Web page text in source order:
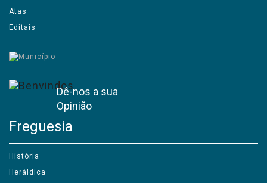
Atas
Editais
Dê-nos a sua
Opinião
Freguesia
História
Heráldica